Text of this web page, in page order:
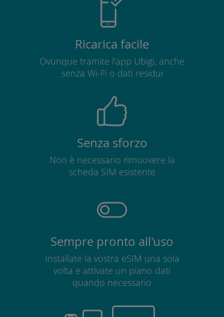
Ricarica facile
Ovunque tramite l'app Ubigi, anche
senza Wi-Fi o dati residui
Senza sforzo
Non è necessario rimuovere la
scheda SIM esistente
Sempre pronto all'uso
Installate la vostra eSIM una sola
volta e attivate un piano dati
quando necessario